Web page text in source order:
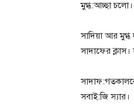
মুগ্ধ:আচ্ছা চলো।
সাদিয়া আর
সাদাফের
সবাই:জি স্যার।